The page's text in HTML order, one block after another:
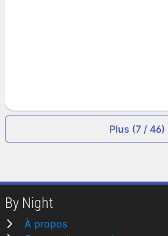
Plus (7 / 46)
By Night
À propos